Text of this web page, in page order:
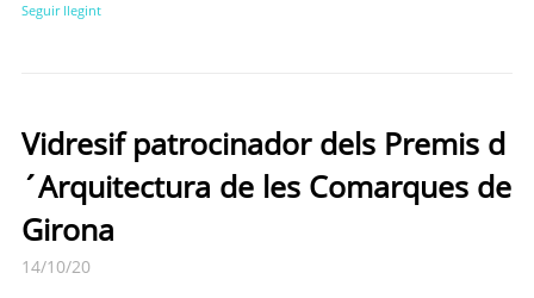
Seguir llegint
Vidresif patrocinador dels Premis d
´Arquitectura de les Comarques de
Girona
14/10/20